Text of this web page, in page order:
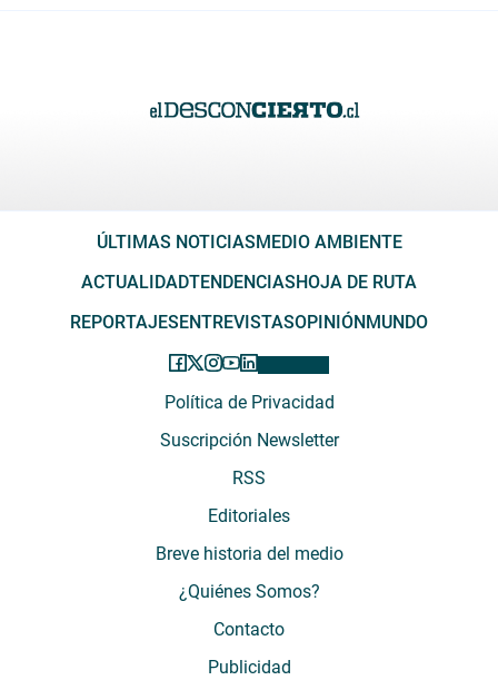
ÚLTIMAS NOTICIAS MEDIO AMBIENTE
ACTUALIDADTENDENCIAS HOJA DE RUTA
REPORTAJES ENTREVISTASOPINIÓN MUNDO
Política de Privacidad
Suscripción Newsletter
RSS
Editoriales
Breve historia del medio
¿Quiénes Somos?
Contacto
Publicidad